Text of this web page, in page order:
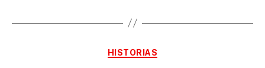
Categorías
HISTORIAS